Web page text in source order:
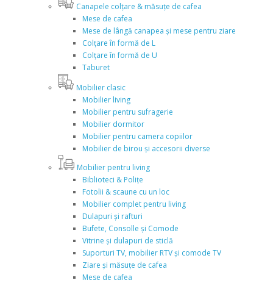
Canapele colțare & măsuțe de cafea
Mese de cafea
Mese de lângă canapea și mese pentru ziare
Colțare în formă de L
Colțare în formă de U
Taburet
Mobilier clasic
Mobilier living
Mobilier pentru sufragerie
Mobilier dormitor
Mobilier pentru camera copiilor
Mobilier de birou și accesorii diverse
Mobilier pentru living
Biblioteci & Polițe
Fotolii & scaune cu un loc
Mobilier complet pentru living
Dulapuri și rafturi
Bufete, Consolle și Comode
Vitrine și dulapuri de sticlă
Suporturi TV, mobilier RTV și comode TV
Ziare și măsuțe de cafea
Mese de cafea